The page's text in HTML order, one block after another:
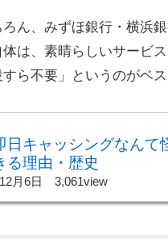
ん、みずほ銀行・横浜
は、素晴らしいサービ
ら不要」というのがベス
日キャッシングなんて
る理由・歴史
月6日 3,061view